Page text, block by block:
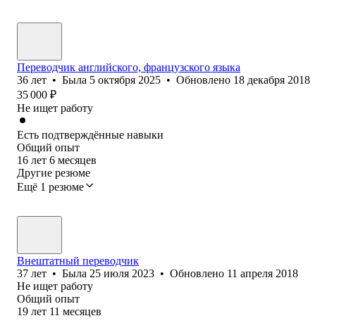
Переводчик английского, французского языка
36 лет • Была 5 октября 2025 • Обновлено 18 декабря 2018
35 000 ₽
Не ищет работу
Есть подтверждённые навыки
Общий опыт
16 лет 6 месяцев
Другие резюме
Ещё 1 резюме
Внештатный переводчик
37 лет • Была 25 июля 2023 • Обновлено 11 апреля 2018
Не ищет работу
Общий опыт
19 лет 11 месяцев